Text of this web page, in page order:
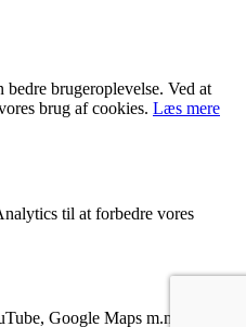
brugeroplevelse. Ved at
brug af ​​cookies. Læs mere
til at forbedre vores
Google Maps m.m til at